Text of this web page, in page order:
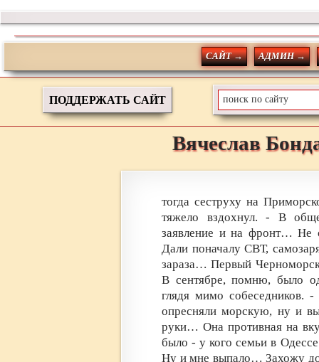
САЙТ → АДМИН →
ПОДДЕРЖАТЬ САЙТ
Вячеслав
тогда сеструху на
тяжело вздохнул. - В
заявление и на фронт… Не
Дали поначалу СВТ,
зараза… Первый
В сентябре, помню, было
глядя мимо собеседников.
опресняли морскую, ну и
руки… Она противная на
было - у кого семьи в
Ну и мне выпало… Захожу